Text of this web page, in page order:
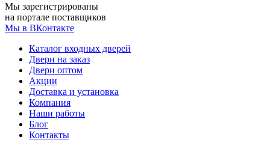
Мы зарегистрированы
на портале поставщиков
Мы в ВКонтакте
Каталог входных дверей
Двери на заказ
Двери оптом
Акции
Доставка и установка
Компания
Наши работы
Блог
Контакты